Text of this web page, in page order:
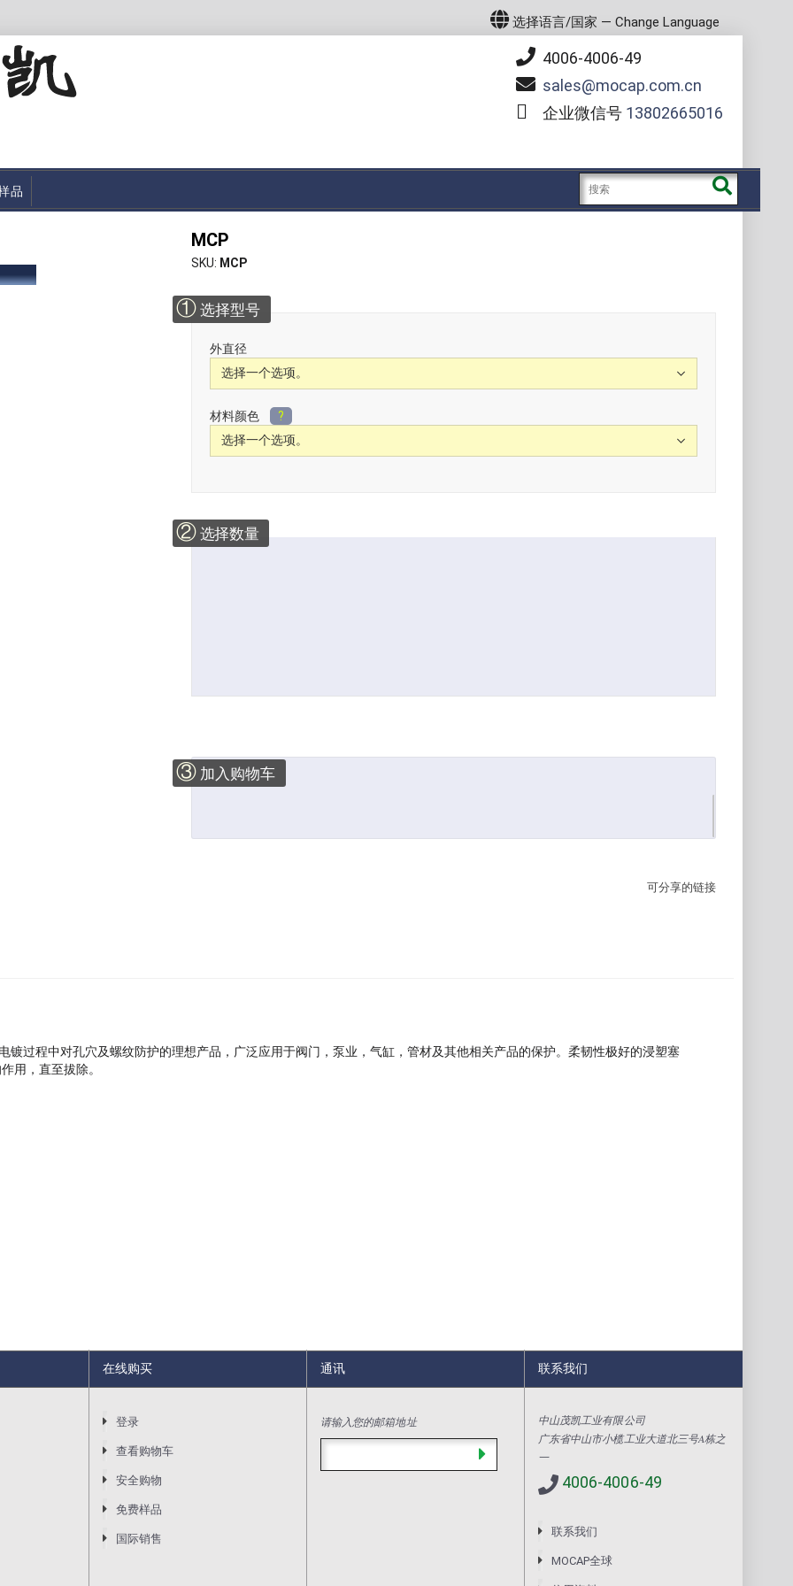
选择语言/国家 — Change Language
4006-4006-49
sales
mocap.com.cn
企业微信号 13802665016
品
MCP
SKU MCP
① 选择型号
外直径
材料颜色 ?
②选择数量
③ 加入购物车
可分享的链接
过程中对孔穴及螺纹防护的理想产品，广泛应用于阀门，泵业，气缸，管材及其他相关产品的保护。柔韧性极好的浸塑塞
用，直至拔除。
在线购买
登录
查看购物车
安全购物
免费样品
国际销售
通讯
请输入您的邮箱地址
联系我们
中山茂凯工业有限公司
广东省中山市小榄工业大道北三号A栋之
一
4006-4006-49
联系我们
MOCAP全球